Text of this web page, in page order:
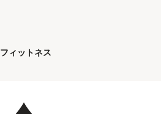
フィットネス